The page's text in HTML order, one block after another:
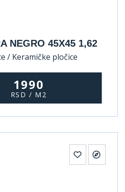
NEGRO 45X45 1,62
/ Keramičke pločice
1990
RSD / M2